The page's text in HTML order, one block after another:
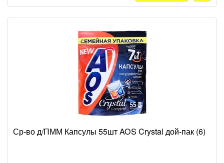
Ср-во д/ПММ Капсулы 55шт AOS Crystal дой-пак (6)